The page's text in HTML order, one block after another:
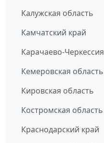
Калужская область
Камчатский край
Карачаево-Черкессия
Кемеровская область
Кировская область
Костромская область
Краснодарский край